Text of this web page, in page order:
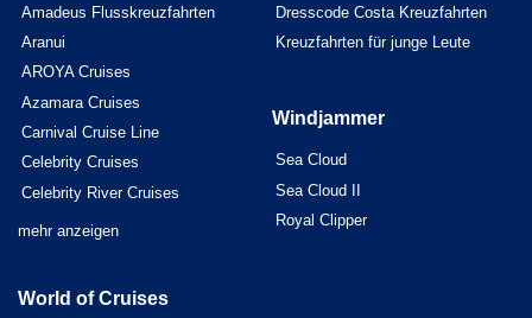
Amadeus Flusskreuzfahrten
Aranui
AROYA Cruises
Azamara Cruises
Carnival Cruise Line
Celebrity Cruises
Celebrity River Cruises
mehr anzeigen
Dresscode Costa Kreuzfahrten
Kreuzfahrten für junge Leute
Windjammer
Sea Cloud
Sea Cloud II
Royal Clipper
World of Cruises